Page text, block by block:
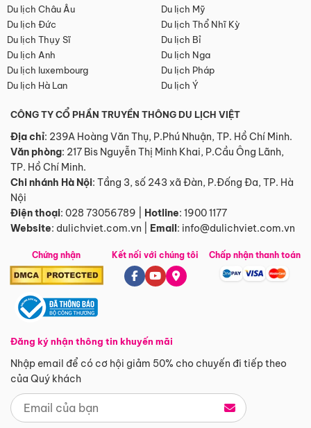
Du lịch Châu Âu
Du lịch Mỹ
Du lịch Đức
Du lịch Thổ Nhĩ Kỳ
Du lịch Thụy Sĩ
Du lịch Bỉ
Du lịch Anh
Du lịch Nga
Du lịch luxembourg
Du lịch Pháp
Du lịch Hà Lan
Du lịch Ý
CÔNG TY CỔ PHẦN TRUYỀN THÔNG DU LỊCH VIỆT
Địa chỉ: 239A Hoàng Văn Thụ, P.Phú Nhuận, TP. Hồ Chí Minh.
Văn phòng: 217 Bis Nguyễn Thị Minh Khai, P.Cầu Ông Lãnh,
TP. Hồ Chí Minh.
Chi nhánh Hà Nội: Tầng 3, số 243 xã Đàn, P.Đống Đa, TP. Hà
Nội
Điện thoại: 028 73056789 Hotline: 1900 1177
Website: dulichviet.com.vn Email: info@dulichviet.com.vn
Chứng nhận
Đăng ký nhận thông tin khuyến mãi
Nhập email để có cơ hội giảm 50% cho chuyến đi tiếp theo
của Quý khách
Kết nối với chúng tôi Chấp nhận thanh toán